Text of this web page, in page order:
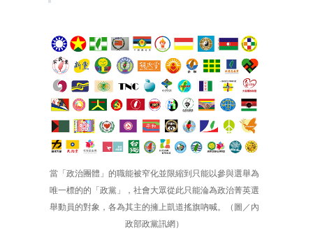
當「政治團體」的職能被窄化並限縮到只能以參與選舉為
唯一標的的「政黨」，社會大眾從此只能淪為政治菁英選
舉動員的對象，各為其主的擁上凱道搖旗吶喊。（圖／內
政部政黨訊網）